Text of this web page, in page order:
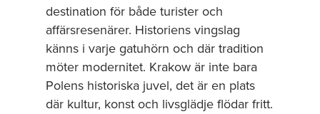
destination för både turister och
affärsresenärer. Historiens vingslag
känns i varje gatuhörn och där tradition
möter modernitet. Krakow är inte bara
Polens historiska juvel, det är en plats
där kultur, konst och livsglädje flödar fritt.